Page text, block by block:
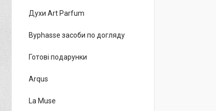
Духи Art Parfum
Byphasse засоби по догляду
Готові подарунки
Arqus
La Muse